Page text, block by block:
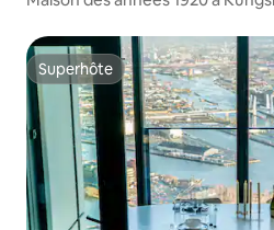
Superhôte
Superhôte